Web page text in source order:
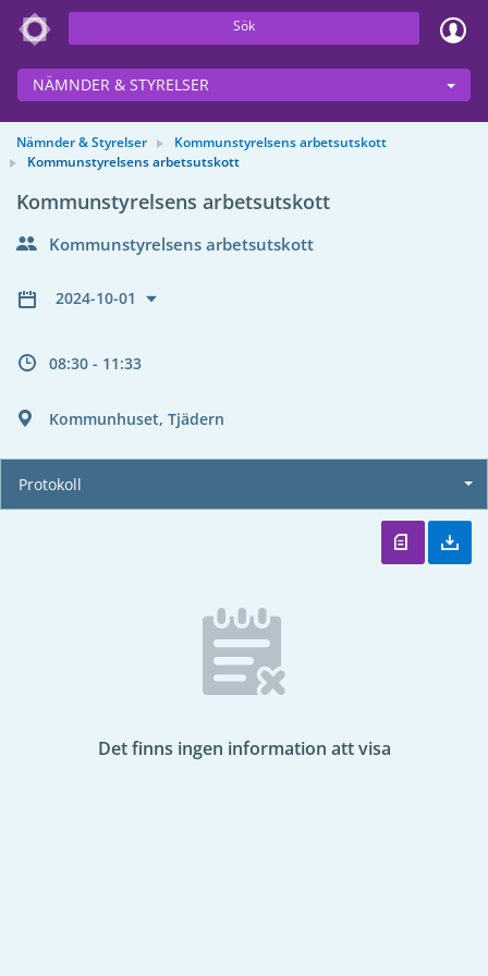
Sök
NÄMNDER & STYRELSER
Nämnder & Styrelser
Kommunstyrelsens arbetsutskott
Kommunstyrelsens arbetsutskott
Kommunstyrelsens arbetsutskott
Kommunstyrelsens arbetsutskott
2024-10-01
08:30 - 11:33
Kommunhuset, Tjädern
Protokoll
Det finns ingen information att visa